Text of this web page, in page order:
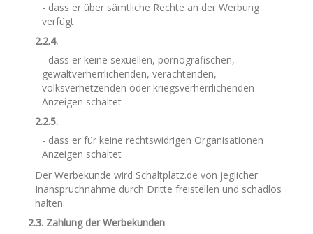
- dass er über sämtliche Rechte an der Werbung
verfügt
2.2.4.
- dass er keine sexuellen, pornografischen,
gewaltverherrlichenden, verachtenden,
volksverhetzenden oder kriegsverherrlichenden
Anzeigen schaltet
2.2.5.
- dass er für keine rechtswidrigen Organisationen
Anzeigen schaltet
Der Werbekunde wird Schaltplatz.de von jeglicher
Inanspruchnahme durch Dritte freistellen und schadlos
halten.
2.3. Zahlung der Werbekunden